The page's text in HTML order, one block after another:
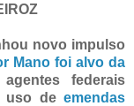
novo impulso
Mano foi alvo da
federais
uso de emendas